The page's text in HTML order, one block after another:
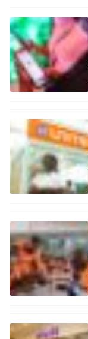
Entrevistas
Última Hora
Gastronomia
Multimídia